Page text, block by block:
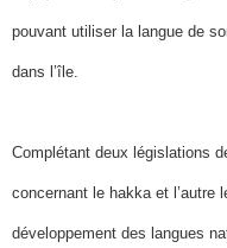
pouvant utiliser la langue de
dans l’île.
Complétant deux législations
concernant le hakka et l’autre
développement des langues